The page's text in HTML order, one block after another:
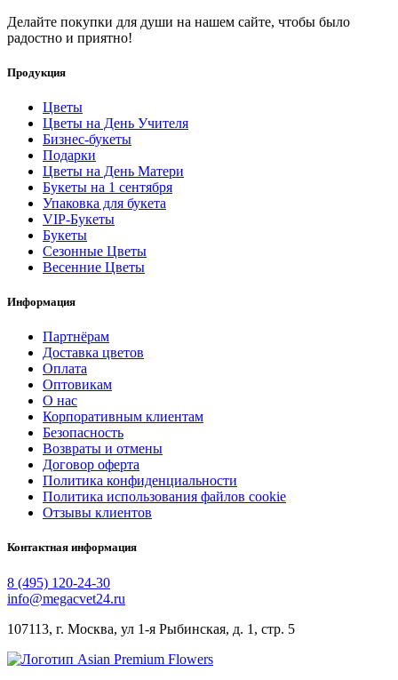
Делайте покупки для души на нашем сайте, чтобы было
радостно и приятно!
Продукция
Цветы
Цветы на День Учителя
Бизнес-букеты
Подарки
Цветы на День Матери
Букеты на 1 сентября
Упаковка для букета
VIP-Букеты
Букеты
Сезонные Цветы
Весенние Цветы
Информация
Партнёрам
Доставка цветов
Оплата
Оптовикам
О нас
Корпоративным клиентам
Безопасность
Возвраты и отмены
Договор оферта
Политика конфиденциальности
Политика использования файлов cookie
Отзывы клиентов
Контактная информация
8 (495) 120-24-30
info@megacvet24.ru
107113, г. Москва, ул 1-я Рыбинская, д. 1, стр. 5